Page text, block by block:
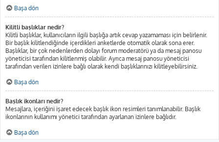
Başa dön
Kilitli başlıklar nedir?
Kilitli başlıklar, kullanıcıların ilgili başlığa artık cevap yazamaması için belirlenir.
Bir başlık kilitlendiğinde içerdikleri anketlerde otomatik olarak sona erer.
Başlıklar, bir çok nedenlerden dolayı forum moderatörü ya da mesaj panosu
yöneticisi tarafından kilitlenmiş olabilir. Ayrıca mesaj panosu yöneticisi
tarafından verilen izinlere bağlı olarak kendi başlıklarınızı kilitleyebilirsiniz.
Başa dön
Başlık ikonları nedir?
Mesajlara, içeriğini işaret edecek başlık ikon resimleri tanımlanabilir. Başlık
ikonlarının kullanımı yönetici tarafından ayarlanan izinlere bağlıdır.
Başa dön